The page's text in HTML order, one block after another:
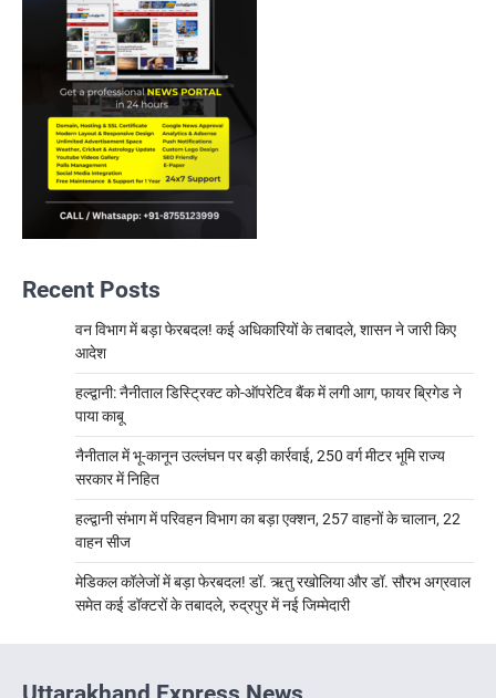
Recent Posts
वन विभाग में बड़ा फेरबदल! कई अधिकारियों के तबादले, शासन ने जारी किए
आदेश
हल्द्वानी: नैनीताल डिस्ट्रिक्ट को-ऑपरेटिव बैंक में लगी आग, फायर ब्रिगेड ने
पाया काबू
नैनीताल में भू-कानून उल्लंघन पर बड़ी कार्रवाई, 250 वर्ग मीटर भूमि राज्य
सरकार में निहित
हल्द्वानी संभाग में परिवहन विभाग का बड़ा एक्शन, 257 वाहनों के चालान, 22
वाहन सीज
मेडिकल कॉलेजों में बड़ा फेरबदल! डॉ. ऋतु रखोलिया और डॉ. सौरभ अग्रवाल
समेत कई डॉक्टरों के तबादले, रुद्रपुर में नई जिम्मेदारी